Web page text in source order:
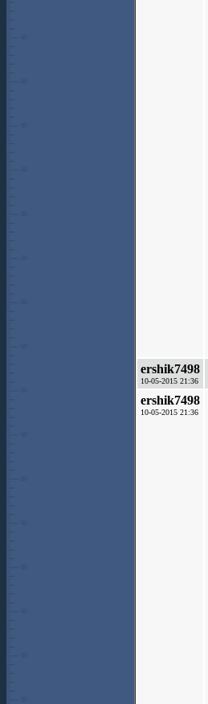
ershik7498
10-05-2015 21:36
ershik7498
10-05-2015 21:36